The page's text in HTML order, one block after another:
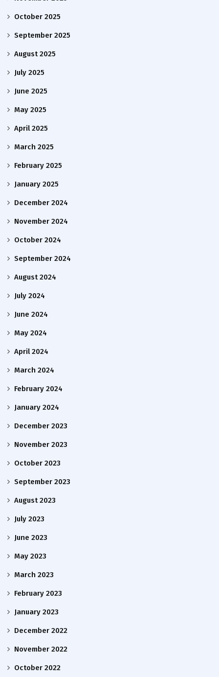
October 2025
September 2025
August 2025
July 2025
June 2025
May 2025
April 2025
March 2025
February 2025
January 2025
December 2024
November 2024
October 2024
September 2024
August 2024
July 2024
June 2024
May 2024
April 2024
March 2024
February 2024
January 2024
December 2023
November 2023
October 2023
September 2023
August 2023
July 2023
June 2023
May 2023
March 2023
February 2023
January 2023
December 2022
November 2022
October 2022